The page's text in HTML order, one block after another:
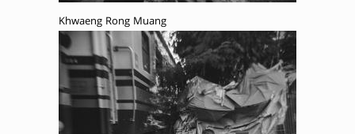
Khwaeng Rong Muang